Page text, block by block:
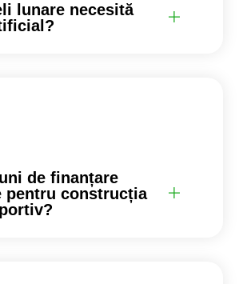
lunare necesită
de finanțare
pentru construcția